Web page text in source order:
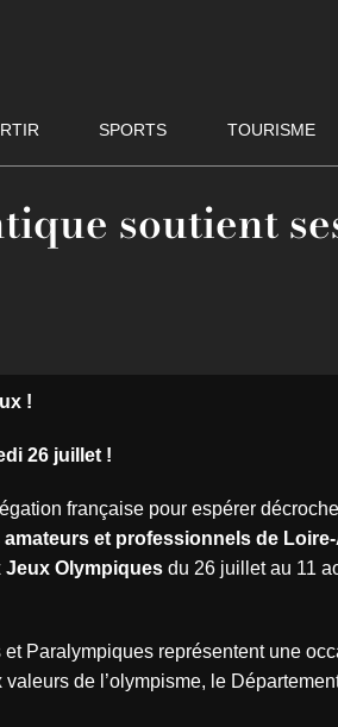
SPORTS TOURISME
soutient
!
26 juillet !
française pour espérer
et professionnels de
Jeux Olympiques du 26 juillet au 11
Paralympiques représentent une
valeurs de l’olympisme, le